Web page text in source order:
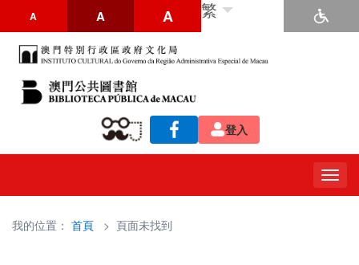
A A A 繁
登入
我的位置： 首頁 > 頁面未找到